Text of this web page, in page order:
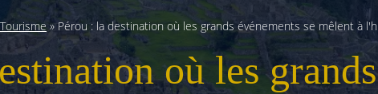
Europe centrale
Europe de l’Est
Balkans
Antilles et Caraïbes
Amérique du Sud
Tourisme » Pérou : la destination où les grands événements se mêlent à
où les